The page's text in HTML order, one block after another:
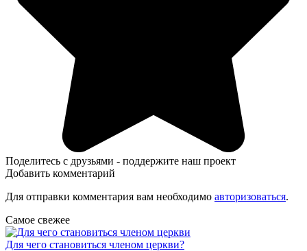
Поделитесь с друзьями - поддержите наш проект
Добавить комментарий
Для отправки комментария вам необходимо авторизоваться.
Самое свежее
Для чего становиться членом церкви?